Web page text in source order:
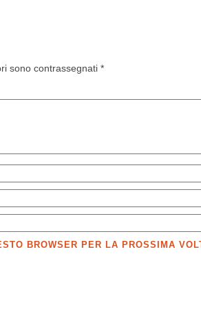
sono contrassegnati *
BROWSER PER LA PROSSIMA